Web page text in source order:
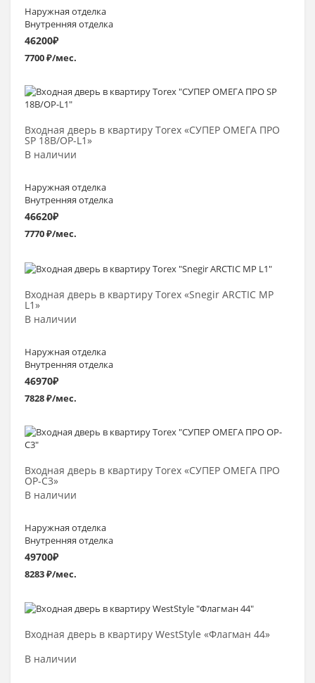
Наружная отделка
Внутренняя отделка
46200₽
7700 ₽/мес.
Входная дверь в квартиру Torex «СУПЕР ОМЕГА ПРО
SP 18B/OP-L1»
В наличии
Наружная отделка
Внутренняя отделка
46620₽
7770 ₽/мес.
Выбрать >
Входная дверь в квартиру Torex «Snegir ARCTIC MP
L1»
В наличии
Наружная отделка
Внутренняя отделка
46970₽
7828 ₽/мес.
Выбрать >
Входная дверь в квартиру Torex «СУПЕР ОМЕГА ПРО
OP-C3»
В наличии
Наружная отделка
Внутренняя отделка
49700₽
8283 ₽/мес.
Выбрать >
Входная дверь в квартиру WestStyle «Флагман 44»
В наличии
Выбрать >